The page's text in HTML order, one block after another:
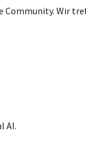
Community. Wir
AI.